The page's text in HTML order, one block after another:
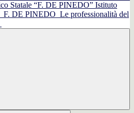
Istituto
F. DE PINEDO Le professionalità del